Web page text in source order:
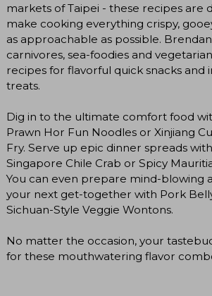
markets of Taipei - these recipes are
make cooking everything crispy,
as approachable as possible.
carnivores, sea-foodies and
recipes for flavorful quick snacks and
treats.
Dig in to the ultimate comfort food
Prawn Hor Fun Noodles or Xinjiang
Fry. Serve up epic dinner spreads
Singapore Chile Crab or Spicy
You can even prepare mind-blowing
your next get-together with Pork
Sichuan-Style Veggie Wontons.
No matter the occasion, your
for these mouthwatering flavor